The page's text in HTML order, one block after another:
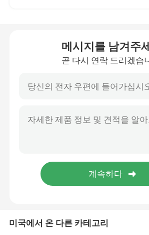
나선형 도우 믹서
반죽 분할기 라운더
현금 전주판 기계
상업용 유성 믹서
상업적 입형결빙기
메시지를 남겨주
곧 다시 연락 드리겠습
미국에서 온 다른 카테고리